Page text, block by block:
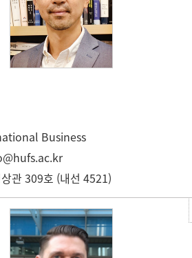
Business
관 309호 (내선 4521)